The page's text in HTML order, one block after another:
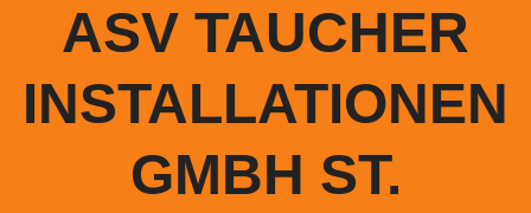
ASV TAUCHER
INSTALLATIONEN
GMBH ST.